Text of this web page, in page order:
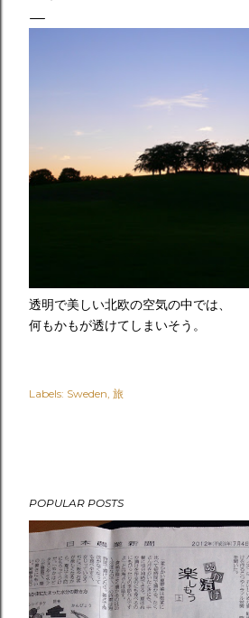
透明で美しい北欧の空気の中では、
何もかもが透けてしまいそう。
Labels: Sweden 旅
POPULAR POSTS